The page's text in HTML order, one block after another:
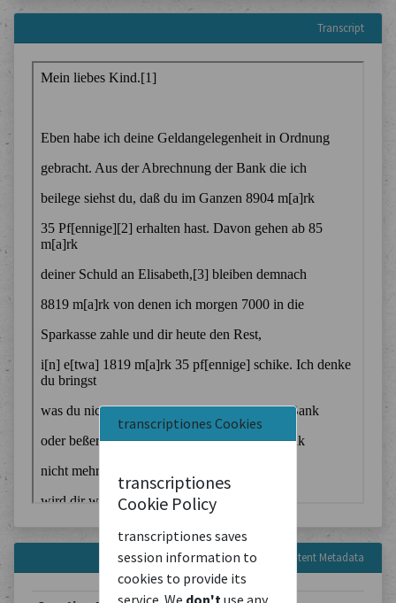
transcriptiones Cookies
transcriptiones
Cookie Policy
transcriptiones saves
session information to
cookies to provide its
service. We don't use any
Transcript
Content Metadata